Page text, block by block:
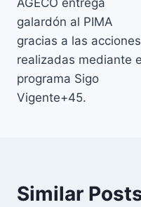
de
entradas
AGECO entrega
galardón al PIMA
gracias a las acciones
realizadas mediante
programa Sigo
Vigente+45.
Similar